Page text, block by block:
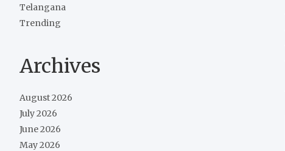
Telangana
Trending
Archives
August 2026
July 2026
June 2026
May 2026